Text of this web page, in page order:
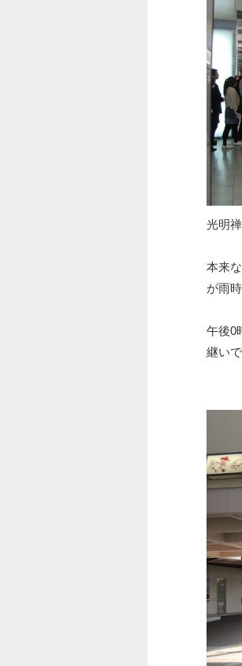
光明
本来
が雨
午後0
継い